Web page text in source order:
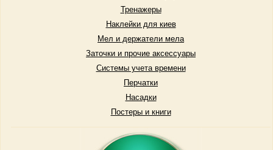
Тренажеры
Наклейки для киев
Мел и держатели мела
Заточки и прочие аксессуары
Системы учета времени
Перчатки
Насадки
Постеры и книги